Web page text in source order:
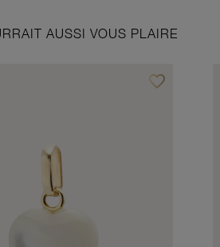
AUSSI VOUS PLAIRE
favorite_borderAjouter à vos